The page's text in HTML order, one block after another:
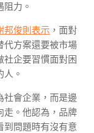
力。
邦俊則表示 ，面對
代方案還要被市場
社企要習慣面對困
。
社會企業，而是邊
走。他認為，品牌
到問題時有沒有意